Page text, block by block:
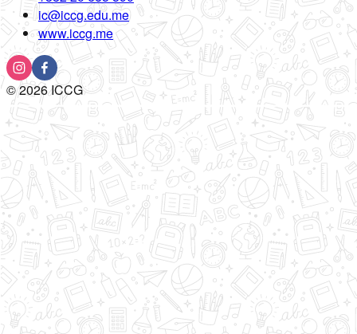
ic@iccg.edu.me
www.iccg.me
©2026ICCG